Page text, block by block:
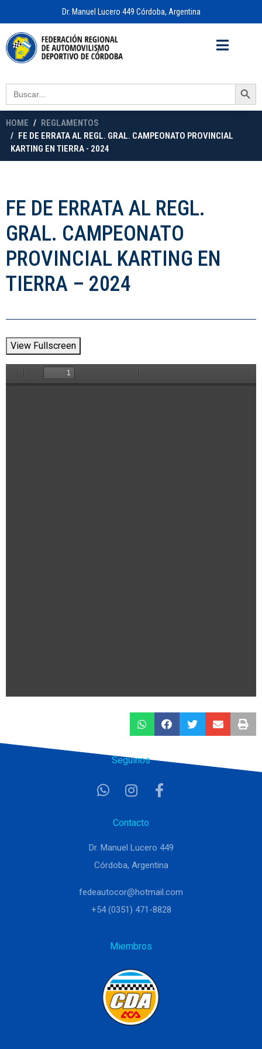
Dr. Manuel Lucero 449 Córdoba, Argentina
Search
for:
Search Button
HOME
REGLAMENTOS
FE DE ERRATA AL REGL. GRAL. CAMPEONATO PROVINCIAL
KARTING EN TIERRA - 2024
FE DE ERRATA AL REGL.
GRAL. CAMPEONATO
PROVINCIAL KARTING EN
TIERRA – 2024
View Fullscreen
Seguinos
Contacto
Dr. Manuel Lucero 449
Córdoba, Argentina
fedeautocor@hotmail.com
+54 (0351) 471-8828
Miembros